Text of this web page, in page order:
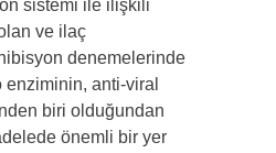
sistemi ile ilişkili
ve ilaç
denemelerinde
enziminin, anti-viral
biri olduğundan
önemli bir yer